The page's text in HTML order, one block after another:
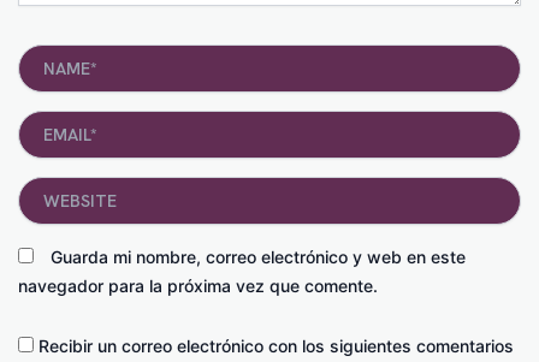
Name*
Email*
Guarda mi nombre, correo electrónico y web en este
navegador para la próxima vez que comente.
Website
Recibir un correo electrónico con los siguientes comentarios